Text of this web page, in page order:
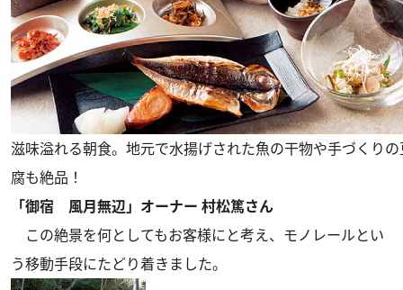
滋味溢れる朝食。地元で水揚げされた魚の干物や手づくりの
腐も絶品！
「御宿 風月無辺」オーナー 村松篤さん
この絶景を何としてもお客様にと考え、モノレールとい
う移動手段にたどり着きました。